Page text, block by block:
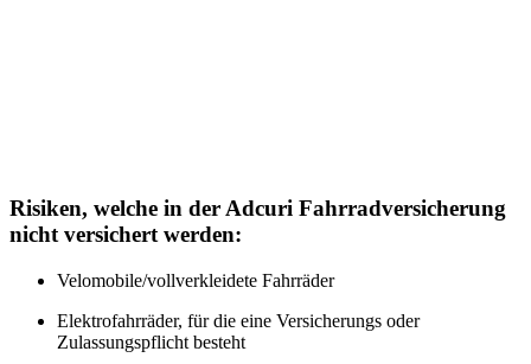
Risiken, welche in der Adcuri Fahrradversicherung
nicht versichert werden:
Velomobile/vollverkleidete Fahrräder
Elektrofahrräder, für die eine Versicherungs oder
Zulassungspflicht besteht